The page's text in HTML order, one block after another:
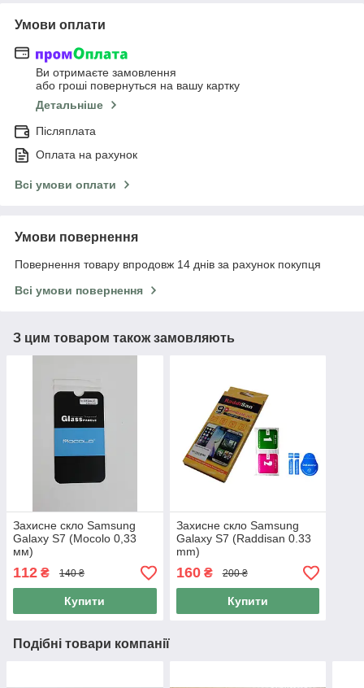
Умови оплати
Ви отримаєте замовлення
або гроші повернуться на вашу картку
Детальніше
Післяплата
Оплата на рахунок
Всі умови оплати
Умови повернення
Повернення товару впродовж 14 днів за рахунок покупця
Всі умови повернення
З цим товаром також замовляють
Захисне скло Samsung
Galaxy S7 (Mocolo 0,33
мм)
112 ₴ 140 ₴
Купити
Захисне скло Samsung
Galaxy S7 (Raddisan 0.33
mm)
160₴ 200 ₴
Купити
Подібні товари компанії